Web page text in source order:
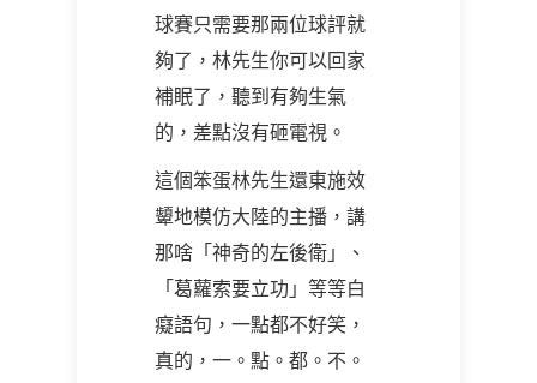
球賽只需要那兩位球評就
夠了，林先生你可以回家
補眠了，聽到有夠生氣
的，差點沒有砸電視。
這個笨蛋林先生還東施效
顰地模仿大陸的主播，講
那啥「神奇的左後衛」、
「葛蘿索要立功」等等白
癡語句，一點都不好笑，
真的，一。點。都。不。